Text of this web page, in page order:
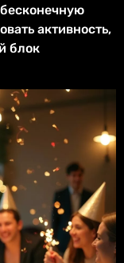
активность,
блок